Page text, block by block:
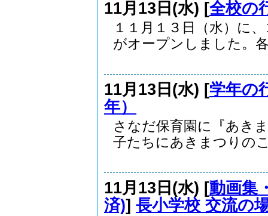
11月13日(水) [全校の
１１月１３日（水）に
がオープンしました。
11月13日(水) [学年の
年）
さなだ保育園に『あき
子たちにあきまつりの
11月13日(水) [動画集
済)] 長小学校 交流の